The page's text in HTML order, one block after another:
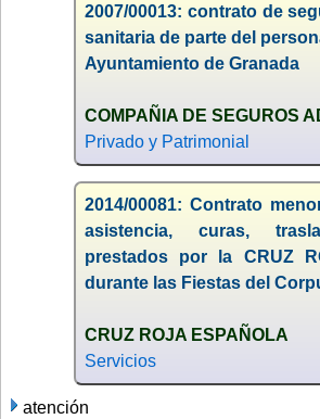
2007/00013: contrato de
sanitaria de parte del
Ayuntamiento de Granada
COMPAÑIA DE SEGUROS
Privado y Patrimonial
2014/00081: Contrato
asistencia, curas,
prestados por la CRUZ
durante las Fiestas del
CRUZ ROJA ESPAÑOLA
Servicios
atención